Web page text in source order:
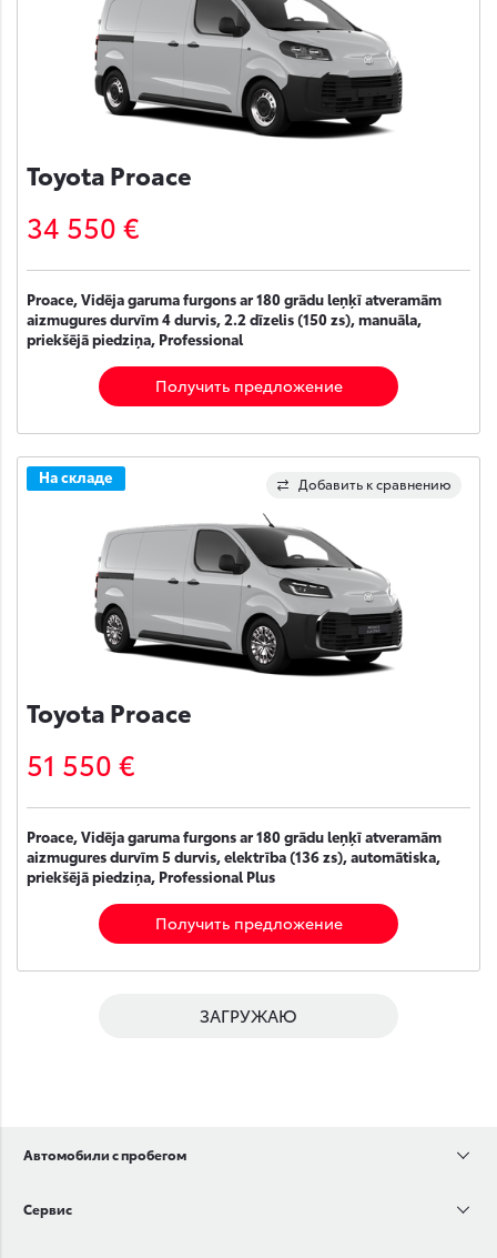
Toyota Proace
34 550 €
Proace, Vidēja garuma furgons ar 180 grādu leņķī atveramām
aizmugures durvīm 4 durvis, 2.2 dīzelis (150 zs), manuāla,
priekšējā piedziņa, Professional
Получить предложение
Добавить к сравнению
На складе
Toyota Proace
51 550 €
Proace, Vidēja garuma furgons ar 180 grādu leņķī atveramām
aizmugures durvīm 5 durvis, elektrība (136 zs), automātiska,
priekšējā piedziņa, Professional Plus
Получить предложение
ЗАГРУЖАЮ
Автомобили с пробегом
Сервис